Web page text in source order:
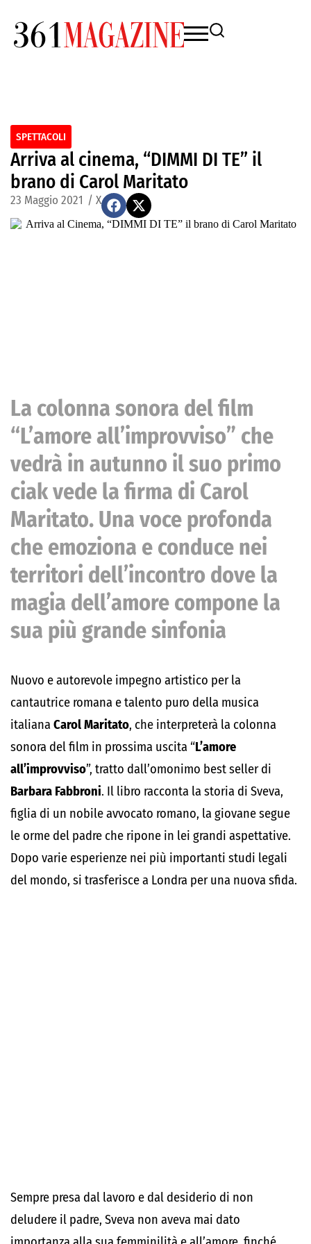
SPETTACOLI
Arriva al cinema, “DIMMI DI TE” il
brano di Carol Maritato
23 Maggio 2021 / X
La colonna sonora del film
“L’amore all’improvviso” che
vedrà in autunno il suo primo
ciak vede la firma di Carol
Maritato. Una voce profonda
che emoziona e conduce nei
territori dell’incontro dove la
magia dell’amore compone la
sua più grande sinfonia
Nuovo e autorevole impegno artistico per la
cantautrice romana e talento puro della musica
italiana Carol Maritato, che interpreterà la colonna
sonora del film in prossima uscita “L’amore
all’improvviso”, tratto dall’omonimo best seller di
Barbara Fabbroni. Il libro racconta la storia di Sveva,
figlia di un nobile avvocato romano, la giovane segue
le orme del padre che ripone in lei grandi aspettative.
Dopo varie esperienze nei più importanti studi legali
del mondo, si trasferisce a Londra per una nuova sfida.
Sempre presa dal lavoro e dal desiderio di non
deludere il padre, Sveva non aveva mai dato